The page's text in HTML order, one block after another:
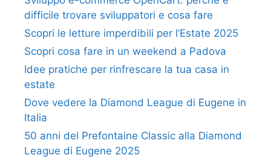
difficile trovare sviluppatori e cosa fare
Scopri le letture imperdibili per l’Estate 2025
Scopri cosa fare in un weekend a Padova
Idee pratiche per rinfrescare la tua casa in
estate
Dove vedere la Diamond League di Eugene in
Italia
50 anni del Prefontaine Classic alla Diamond
League di Eugene 2025